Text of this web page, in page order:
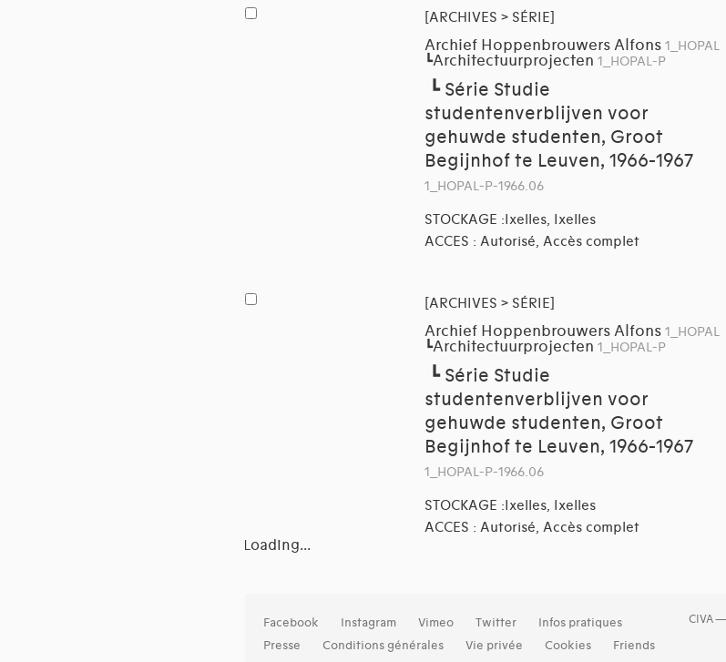
[ARCHIVES > SÉRIE]
Archief Hoppenbrouwers Alfons 1_HOPAL
┗Architectuurprojecten 1_HOPAL-P
┗ Série Studie
studentenverblijven voor
gehuwde studenten, Groot
Begijnhof te Leuven, 1966-1967
1_HOPAL-P-1966.06
STOCKAGE :Ixelles, Ixelles
ACCES : Autorisé, Accès complet
[ARCHIVES > SÉRIE]
Archief Hoppenbrouwers Alfons 1_HOPAL
┗Architectuurprojecten 1_HOPAL-P
┗ Série Studie
studentenverblijven voor
gehuwde studenten, Groot
Begijnhof te Leuven, 1966-1967
1_HOPAL-P-1966.06
STOCKAGE :Ixelles, Ixelles
ACCES : Autorisé, Accès complet
Loading...
Facebook Instagram Vimeo Twitter
Infos pratiques
Presse
Conditions générales Vie privée Cookies Friends
CIVA